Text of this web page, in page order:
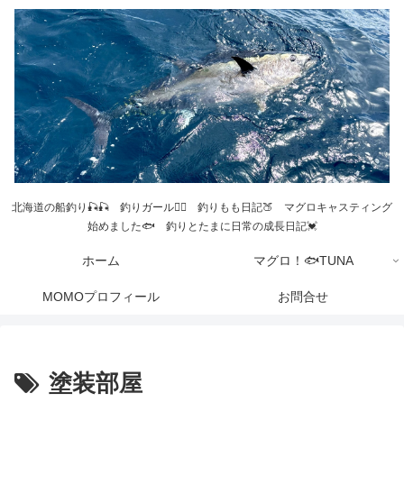
北海道の船釣り🎣🎣 釣りガール💁‍♀️ 釣りもも日記🍑 マグロキャスティング
始めました🐟 釣りとたまに日常の成長日記💓
ホーム マグロ！🐟TUNA
MOMOプロフィール お問合せ
塗装部屋